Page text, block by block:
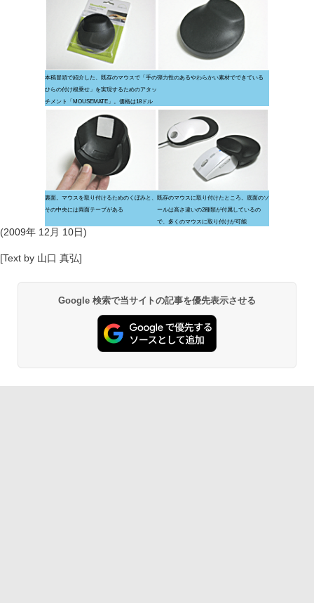
本稿冒頭で紹介した、既存のマウスで「手の
ひらの付け根乗せ」を実現するためのアタッ
チメント「MOUSEMATE」。価格は18ドル
弾力性のあるやわらかい素材でできている
裏面。マウスを取り付けるためのくぼみと、
その中央には両面テープがある
既存のマウスに取り付けたところ。底面のソ
ールは高さ違いの2種類が付属しているの
で、多くのマウスに取り付けが可能
(2009年 12月 10日)
[Text by 山口 真弘]
Google 検索で当サイトの記事を優先表示させる